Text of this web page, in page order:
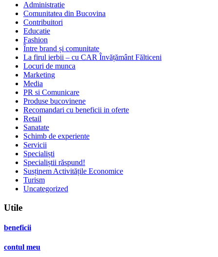
Administratie
Comunitatea din Bucovina
Contribuitori
Educatie
Fashion
Între brand și comunitate
La firul ierbii – cu CAR Învățământ Fălticeni
Locuri de munca
Marketing
Media
PR si Comunicare
Produse bucovinene
Recomandari cu beneficii in oferte
Retail
Sanatate
Schimb de experiente
Servicii
Specialiști
Specialiștii răspund!
Susținem Activitățile Economice
Turism
Uncategorized
Utile
beneficii
contul meu